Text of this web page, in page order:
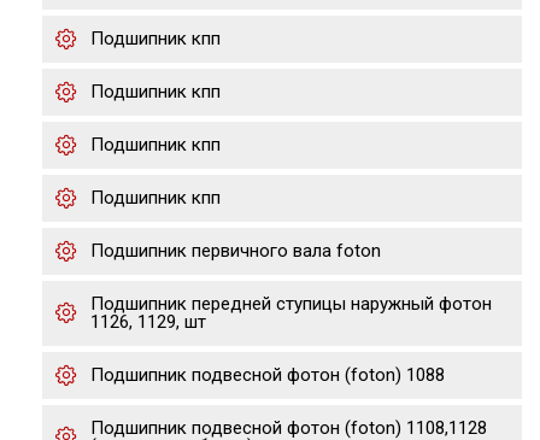
Подшипник кпп
Подшипник кпп
Подшипник кпп
Подшипник кпп
Подшипник первичного вала foton
Подшипник передней ступицы наружный фотон
1126, 1129, шт
Подшипник подвесной фотон (foton) 1088
Подшипник подвесной фотон (foton) 1108,1128